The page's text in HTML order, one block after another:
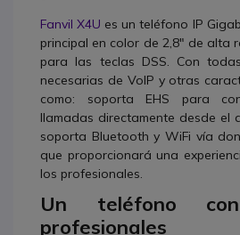
Fanvil X4U es un teléfono IP
principal en color de 2,8" de alta
para las teclas DSS. Con
necesarias de VoIP y otras
como: soporta EHS para
llamadas directamente desde el
soporta Bluetooth y WiFi vía
que proporcionará una
los profesionales.
Un teléfono
profesionales